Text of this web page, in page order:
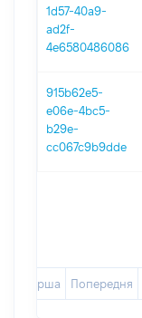
1d57-40a9-
ad2f-
4e6580486086
915b62e5-
e06e-4bc5-
b29e-
cc067c9b9dde
Перша Попередня